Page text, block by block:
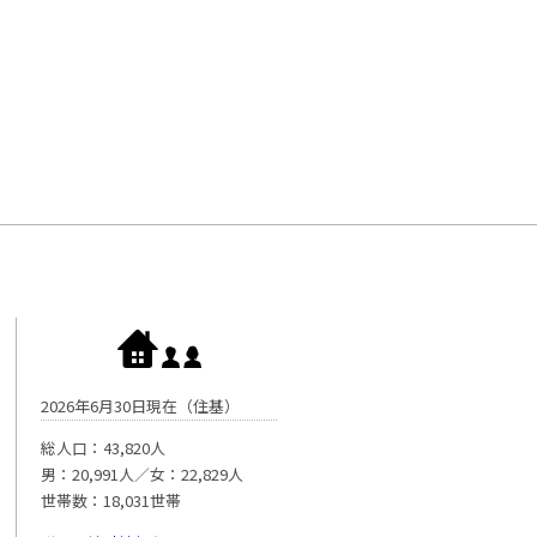
2026年6月30日現在（住基）
総人口：43,820人
男：20,991人／女：22,829人
世帯数：18,031世帯